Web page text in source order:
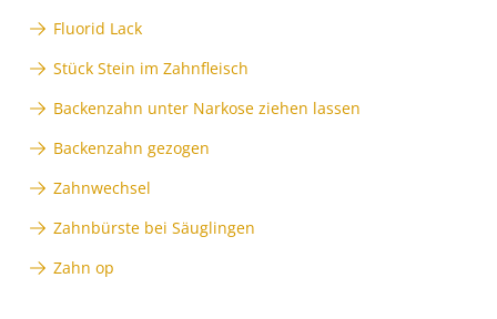
Fluorid Lack
Stück Stein im Zahnfleisch
Backenzahn unter Narkose ziehen lassen
Backenzahn gezogen
Zahnwechsel
Zahnbürste bei Säuglingen
Zahn op